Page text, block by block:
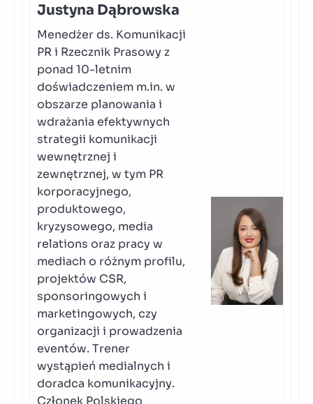
Justyna Dąbrowska
Menedżer ds. Komunikacji
PR i Rzecznik Prasowy z
ponad 10-letnim
doświadczeniem m.in. w
obszarze planowania i
wdrażania efektywnych
strategii komunikacji
wewnętrznej i
zewnętrznej, w tym PR
korporacyjnego,
produktowego,
kryzysowego, media
relations oraz pracy w
mediach o różnym profilu,
projektów CSR,
sponsoringowych i
marketingowych, czy
organizacji i prowadzenia
eventów. Trener
wystąpień medialnych i
doradca komunikacyjny.
Członek Polskiego